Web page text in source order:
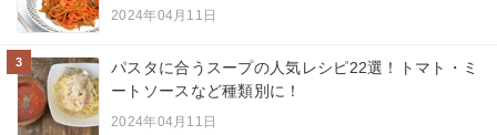
2024年04月11日
3
パスタに合うスープの人気レシピ22選！トマト・ミ
ートソースなど種類別に！
2024年04月11日